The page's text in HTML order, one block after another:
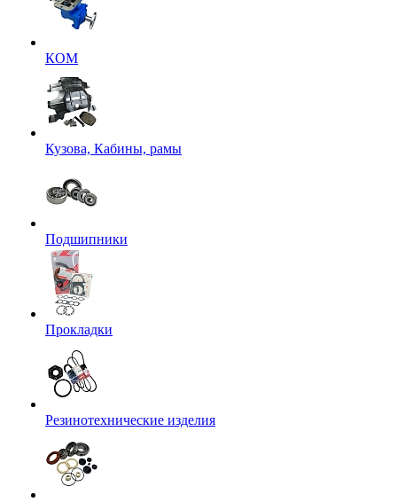
КОМ
Кузова, Кабины, рамы
Подшипники
Прокладки
Резинотехнические изделия